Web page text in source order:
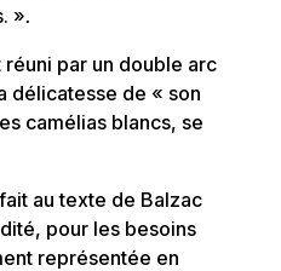
».
par un double arc
délicatesse de « son
camélias blancs, se
au texte de Balzac
pour les besoins
représentée en